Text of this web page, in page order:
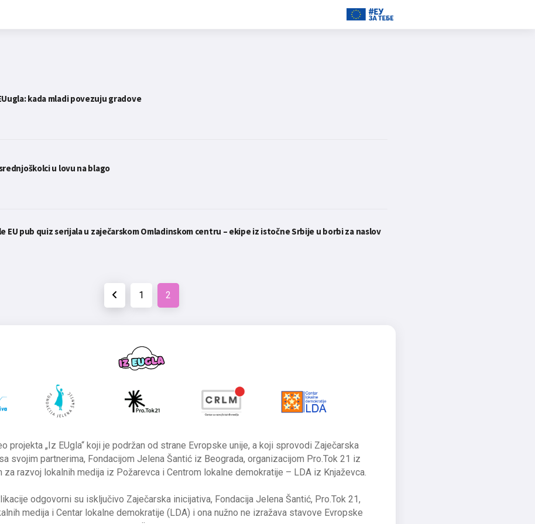
kada mladi povezuju gradove
u lovu na blago
EU pub quiz serijala u zaječarskom Omladinskom centru – ekipe iz istočne Srbije u borbi za naslov
1 2
projekta „Iz EUgla“ koji je podržan od strane Evropske unije, a koji sprovodi Zaječarska
svojim partnerima, Fondacijom Jelena Šantić iz Beograda, organizacijom Pro.Tok 21 iz
za razvoj lokalnih medija iz Požarevca i Centrom lokalne demokratije – LDA iz Knjaževca.
odgovorni su isključivo Zaječarska inicijativa, Fondacija Jelena Šantić, Pro.Tok 21,
medija i Centar lokalne demokratije (LDA) i ona nužno ne izražava stavove Evropske